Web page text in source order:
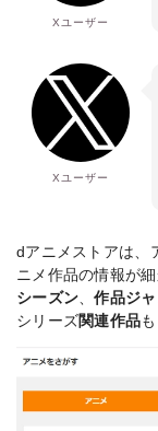
Xユーザー
Xユーザー
dアニメストアは、
ニメ作品の情報が
シーズン 、作品ジ
シリーズ関連作品